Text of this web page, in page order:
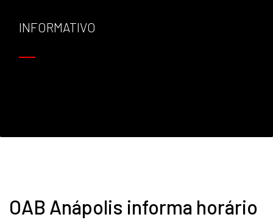
INFORMATIVO
OAB Anápolis informa horário